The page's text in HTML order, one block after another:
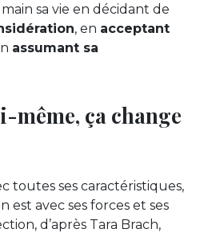
sa vie en décidant de
, en acceptant
assumant sa
même, ça change
toutes ses caractéristiques,
est avec ses forces et ses
d’après Tara Brach,